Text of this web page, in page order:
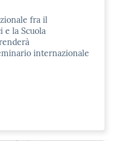
fra il
e la Scuola
internazionale